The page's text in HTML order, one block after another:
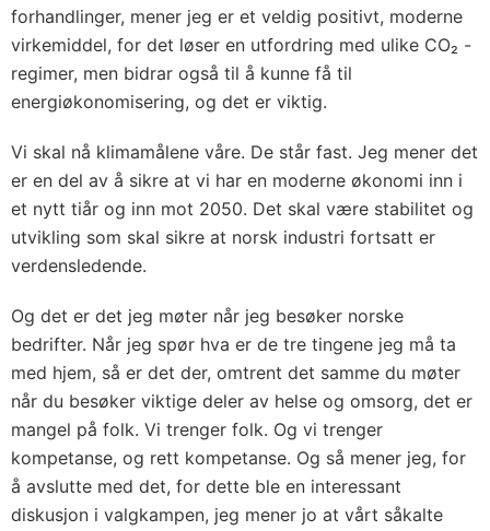
forhandlinger, mener jeg er et veldig positivt, moderne
virkemiddel, for det løser en utfordring med ulike CO₂ -
regimer, men bidrar også til å kunne få til
energiøkonomisering, og det er viktig.
Vi skal nå klimamålene våre. De står fast. Jeg mener det
er en del av å sikre at vi har en moderne økonomi inn i
et nytt tiår og inn mot 2050. Det skal være stabilitet og
utvikling som skal sikre at norsk industri fortsatt er
verdensledende.
Og det er det jeg møter når jeg besøker norske
bedrifter. Når jeg spør hva er de tre tingene jeg må ta
med hjem, så er det der, omtrent det samme du møter
når du besøker viktige deler av helse og omsorg, det er
mangel på folk. Vi trenger folk. Og vi trenger
kompetanse, og rett kompetanse. Og så mener jeg, for
å avslutte med det, for dette ble en interessant
diskusjon i valgkampen, jeg mener jo at vårt såkalte